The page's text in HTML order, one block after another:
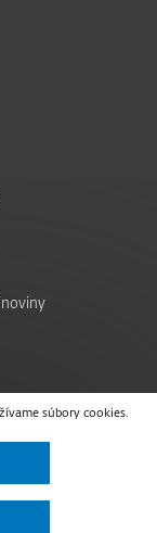
súbory cookies.